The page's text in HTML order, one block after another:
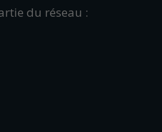
du réseau :